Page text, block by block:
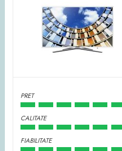
PRET
CALITATE
FIABILITATE